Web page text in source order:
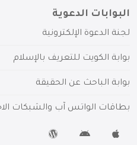
البوابات الدعوية
لجنة الدعوة الإلكترونية
بوابة الكويت للتعريف بالإسلام
بوابة الباحث عن الحقيقة
بطاقات الواتس آب والشبكات